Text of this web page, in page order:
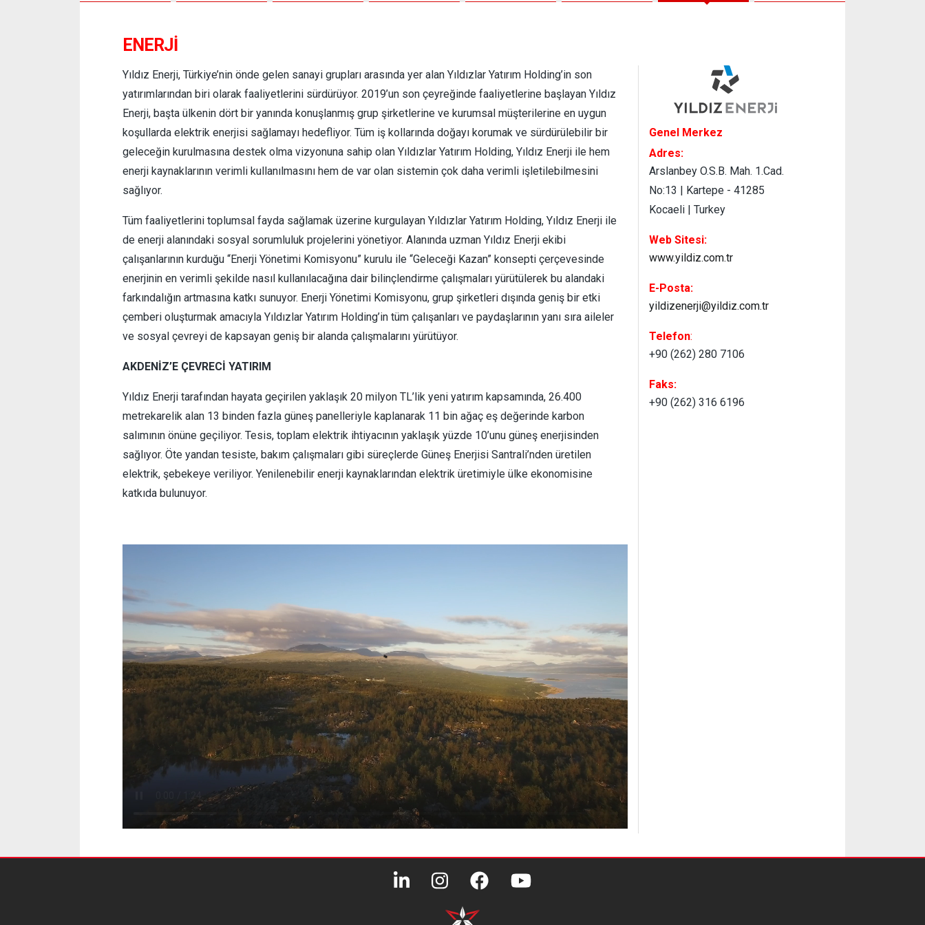
ENERJI
Yıldız Enerji, Türkiye’nin önde gelen sanayi grupları arasında yer alan Yıldızlar Yatırım Holding’in son
yatırımlarından biri olarak faaliyetlerini sürdürüyor. 2019’un son çeyreğinde faaliyetlerine başlayan Yıldız
Enerji, başta ülkenin dört bir yanında konuşlanmış grup şirketlerine ve kurumsal müşterilerine en uygun
koşullarda elektrik enerjisi sağlamayı hedefliyor. Tüm iş kollarında doğayı korumak ve sürdürülebilir bir
geleceğin kurulmasına destek olma vizyonuna sahip olan Yıldızlar Yatırım Holding, Yıldız Enerji ile hem
enerji kaynaklarının verimli kullanılmasını hem de var olan sistemin çok daha verimli işletilebilmesini
sağlıyor.
Tüm faaliyetlerini toplumsal fayda sağlamak üzerine kurgulayan Yıldızlar Yatırım Holding, Yıldız Enerji ile
de enerji alanındaki sosyal sorumluluk projelerini yönetiyor. Alanında uzman Yıldız Enerji ekibi
çalışanlarının kurduğu “Enerji Yönetimi Komisyonu” kurulu ile “Geleceği Kazan” konsepti çerçevesinde
enerjinin en verimli şekilde nasıl kullanılacağına dair bilinçlendirme çalışmaları yürütülerek bu alandaki
farkındalığın artmasına katkı sunuyor. Enerji Yönetimi Komisyonu, grup şirketleri dışında geniş bir etki
çemberi oluşturmak amacıyla Yıldızlar Yatırım Holding’in tüm çalışanları ve paydaşlarının yanı sıra aileler
ve sosyal çevreyi de kapsayan geniş bir alanda çalışmalarını yürütüyor.
AKDENİZ’E ÇEVRECİ YATIRIM
Yıldız Enerji tarafından hayata geçirilen yaklaşık 20 milyon TL’lik yeni yatırım kapsamında, 26.400
metrekarelik alan 13 binden fazla güneş panelleriyle kaplanarak 11 bin ağaç eş değerinde karbon
salımının önüne geçiliyor. Tesis, toplam elektrik ihtiyacının yaklaşık yüzde 10’unu güneş enerjisinden
sağlıyor. Öte yandan tesiste, bakım çalışmaları gibi süreçlerde Güneş Enerjisi Santrali’nden üretilen
elektrik, şebekeye veriliyor. Yenilenebilir enerji kaynaklarından elektrik üretimiyle ülke ekonomisine
katkıda bulunuyor.
Genel Merkez
Adres:
Arslanbey O.S.B. Mah. 1.Cad.
No:13 | Kartepe - 41285
Kocaeli | Turkey
Web Sitesi:
www.yildiz.com.tr
E-Posta:
yildizenerji@yildiz.com.tr
Telefon:
+90 (262) 280 7106
Faks:
+90 (262) 316 6196